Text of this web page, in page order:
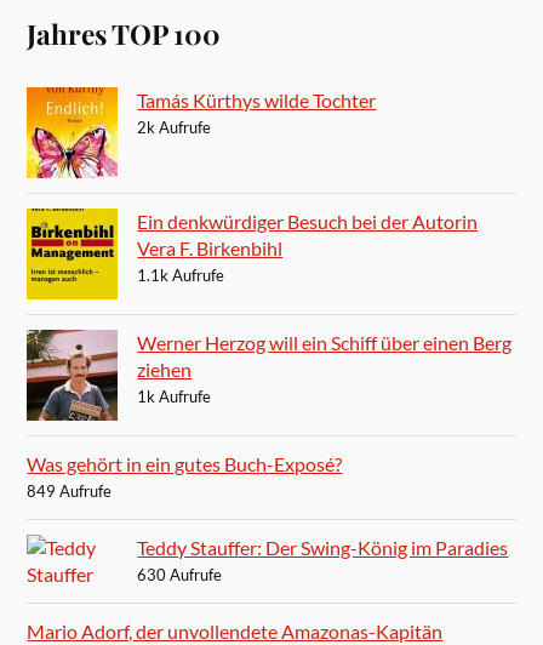
Jahres TOP 100
Tamás Kürthys wilde Tochter
2k Aufrufe
Ein denkwürdiger Besuch bei der Autorin
Vera F. Birkenbihl
1.1k Aufrufe
Werner Herzog will ein Schiff über einen Berg
ziehen
1k Aufrufe
Was gehört in ein gutes Buch-Exposé?
849 Aufrufe
Teddy Stauffer: Der Swing-König im Paradies
630 Aufrufe
Mario Adorf, der unvollendete Amazonas-Kapitän